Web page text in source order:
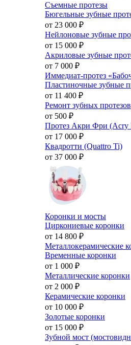
Съемные протезы
Бюгельные зубные
от 23 000 ₽
Нейлоновые зубные
от 15 000 ₽
Акриловые зубные
от 7 000 ₽
Иммедиат-протез
Пластиночные зубные
от 11 400 ₽
Ремонт зубных протезов
от 500 ₽
Протез Акри Фри (Acry
от 17 000 ₽
Квадротти (Quattro Ti)
от 37 000 ₽
Коронки и мосты
Циркониевые коронки
от 14 800 ₽
Металлокерамические
Временные коронки
от 1 000 ₽
Металлические коронки
от 2 000 ₽
Керамические коронки
от 10 000 ₽
Золотые коронки
от 15 000 ₽
Зубной мост